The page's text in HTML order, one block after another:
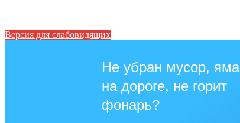
Версия для слабовидящих
Не убран мусор, яма
на дороге, не горит
фонарь?